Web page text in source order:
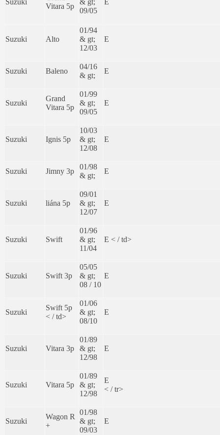
Suzuki
Vitara 5p
& gt;
09/05
E
Suzuki Alto
01/94
& gt;
12/03
E
Suzuki Baleno
04/16
& gt;
E
Suzuki
Grand
Vitara 5p
01/99
& gt;
09/05
E
Suzuki Ignis 5p
10/03
& gt;
12/08
E
Suzuki Jimny 3p
01/98
& gt;
E
Suzuki liána 5p
09/01
& gt;
12/07
E
Suzuki Swift
01/96
& gt;
11/04
E < / td>
Suzuki Swift 3p
05/05
& gt;
08 / 10
E
Suzuki
Swift 5p
< / td>
01/06
& gt;
08/10
E
Suzuki Vitara 3p
01/89
& gt;
12/98
E
Suzuki Vitara 5p
01/89
& gt;
12/98
E
< / tr>
Suzuki
Wagon R
+
01/98
& gt;
09/03
E